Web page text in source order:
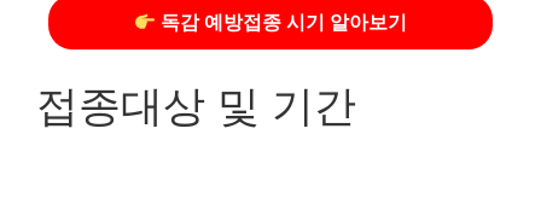
독감 예방접종 시기 알아보기
접종대상 및 기간